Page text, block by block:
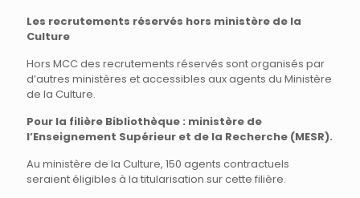
Les recrutements réservés hors ministère de la
Culture
Hors MCC des recrutements réservés sont organisés par
d’autres ministères et accessibles aux agents du Ministère
de la Culture.
Pour la filière Bibliothèque : ministère de
l’Enseignement Supérieur et de la Recherche (MESR).
Au ministère de la Culture, 150 agents contractuels
seraient éligibles à la titularisation sur cette filière.